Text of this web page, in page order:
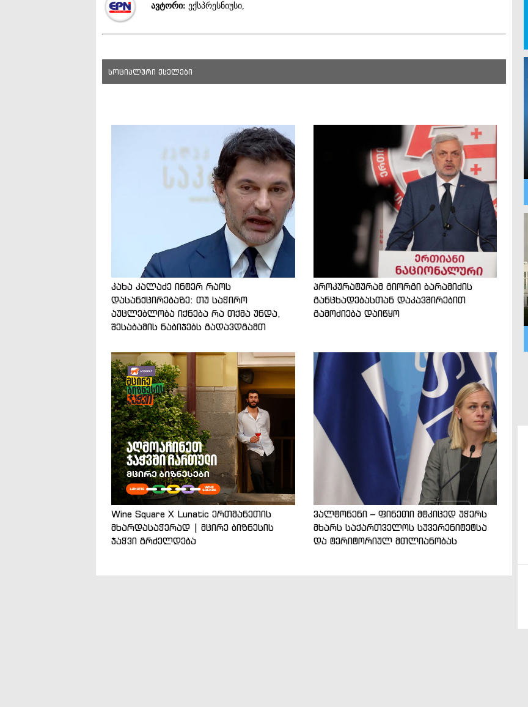
ავტორი: ექსპრესნიუსი,
სოციალური ქსელები
კახა კალაძე ინტერ რაოს
დასანქცირებაზე: თუ საჭირო
აუცლებლობა იქნება რა თქმა უნდა,
შესაბამის ნაბიჯებს გადავდგამთ
პროკურატურამ გიორგი ბარამიძის
განცხადებასთან დაკავშირებით
გამოძიება დაიწყო
Wine Square X Lunatic ერთმანეთის
მხარდასაჭერად | მცირე ბიზნესის
ჯაჭვი გრძელდება
ვალტონენი – ფინეთი მტკიცედ უჭერს
მხარს საქართველოს სუვერენიტეტსა
და ტერიტორიულ მთლიანობას